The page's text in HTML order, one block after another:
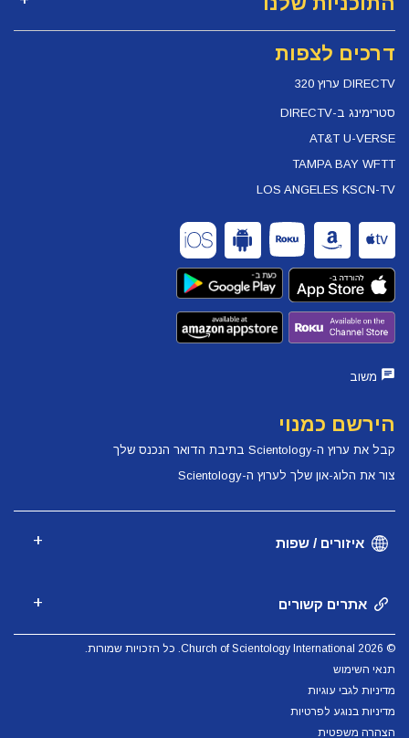
דרכים לצפות
DIRECTV ערוץ 320
סטרימינג ב-DIRECTV
AT&T U-VERSE
TAMPA BAY WFTT
LOS ANGELES KSCN-TV
משוב
הירשם כמנוי
קבל את ערוץ ה-Scientology בתיבת הדואר הנכנס שלך
צור את הלוג-און שלך לערוץ ה-Scientology
איזורים / שפות
אתרים קשורים
© 2026 Church of Scientology International. כל הזכויות שמורות.
תנאי השימוש
מדיניות לגבי עוגיות
מדיניות בנוגע לפרטיות
הצהרה משפטית